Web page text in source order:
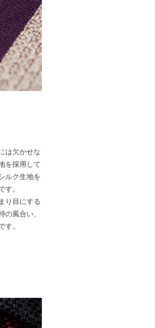
は欠かせな
を採用して
ルク生地を
す。
り目にする
の風合い、
す。